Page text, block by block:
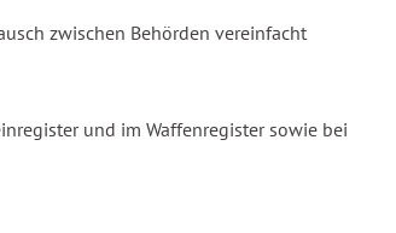
zwischen Behörden vereinfacht
und im Waffenregister sowie bei